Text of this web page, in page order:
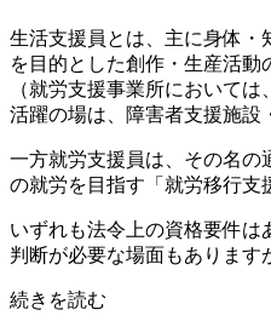
生活支援員とは、主に身体・
を目的とした創作・生産活動
（就労支援事業所において
活躍の場は、障害者支援施設
一方就労支援員は、その名の
の就労を目指す「就労移行支
いずれも法令上の資格要件
判断が必要な場面もあります
続きを読む